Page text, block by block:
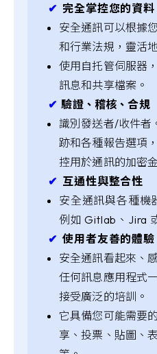
✔︎ 完全掌控您的資料
安全通訊可以根據
和行業法規，靈活
使用自托管伺服器
訊息和共享檔案。
✔︎ 驗證、稽核、合規
識別發送者/收件者
跡和各種報告選項
控用於通訊的加密
✔︎ 互通性與整合性
安全通訊與各種機
例如 Gitlab、Jira
✔︎ 使用者友善的體驗
安全通訊看起來、
任何訊息應用程式
接受廣泛的培訓。
它具備您可能需要
享、投票、貼圖、